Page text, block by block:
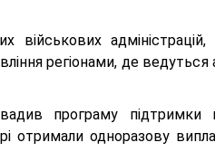
військових
регіонами, де ведуться
програму підтримки
отримали одноразову